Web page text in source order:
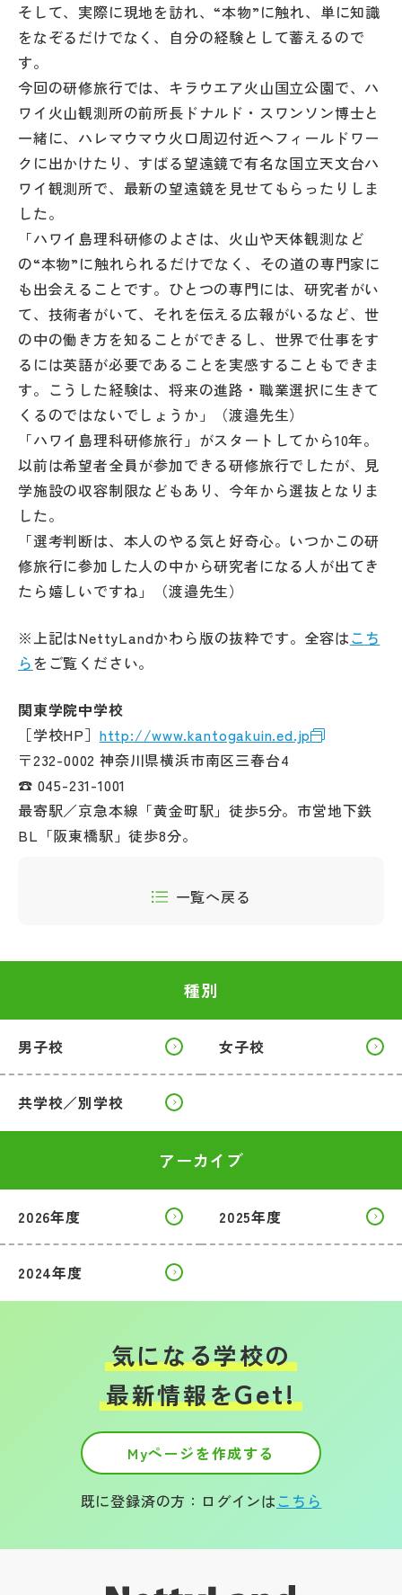
そして、実際に現地を訪れ、“本物”に触れ、単に知識
をなぞるだけでなく、自分の経験として蓄えるので
す。
今回の研修旅行では、キラウエア火山国立公園で、ハ
ワイ火山観測所の前所長ドナルド・スワンソン博士と
一緒に、ハレマウマウ火口周辺付近へフィールドワー
クに出かけたり、すばる望遠鏡で有名な国立天文台ハ
ワイ観測所で、最新の望遠鏡を見せてもらったりしま
した。
「ハワイ島理科研修のよさは、火山や天体観測など
の“本物”に触れられるだけでなく、その道の専門家に
も出会えることです。ひとつの専門には、研究者がい
て、技術者がいて、それを伝える広報がいるなど、世
の中の働き方を知ることができるし、世界で仕事をす
るには英語が必要であることを実感することもできま
す。こうした経験は、将来の進路・職業選択に生きて
くるのではないでしょうか」（渡邉先生）
「ハワイ島理科研修旅行」がスタートしてから10年。
以前は希望者全員が参加できる研修旅行でしたが、見
学施設の収容制限などもあり、今年から選抜となりま
した。
「選考判断は、本人のやる気と好奇心。いつかこの研
修旅行に参加した人の中から研究者になる人が出てき
たら嬉しいですね」（渡邉先生）
※上記はNettyLandかわら版の抜粋です。全容はこち
ら をご覧ください。
関東学院中学校
［学校HP］ http://www.kantogakuin.ed.jp
〒232-0002 神奈川県横浜市南区三春台4
☎ 045-231-1001
最寄駅／京急本線「黄金町駅」徒歩5分。市営地下鉄
BL「阪東橋駅」徒歩8分。
一覧へ戻る
種別
男子校 女子校
共学校／別学校
アーカイブ
2026年度 2025年度
2024年度
気になる学校の
最新情報をGet!
Myページを作成する
既に登録済の方：ログインはこちら